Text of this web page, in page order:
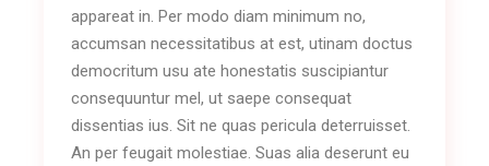
appareat in. Per modo diam minimum no,
accumsan necessitatibus at est, utinam doctus
democritum usu ate honestatis suscipiantur
consequuntur mel, ut saepe consequat
dissentias ius. Sit ne quas pericula deterruisset.
An per feugait molestiae. Suas alia deserunt eu